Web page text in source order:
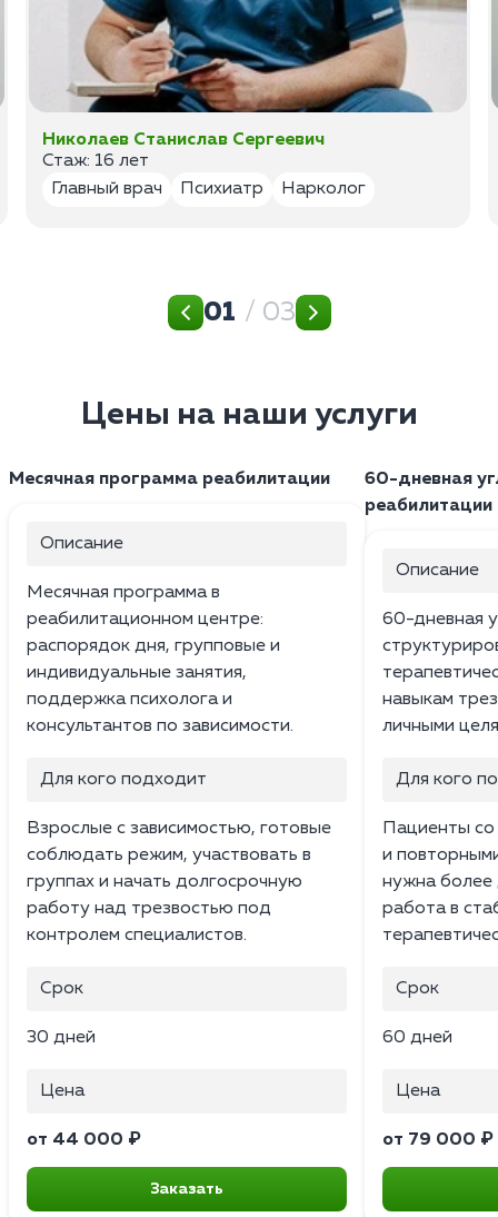
Николаев Станислав Сергеевич
Стаж: 16 лет
Главный врач
Психиатр Нарколог
01 / 03
Цены на наши услуги
Месячная программа реабилитации
Описание
Месячная программа в
реабилитационном центре:
распорядок дня, групповые и
индивидуальные занятия,
поддержка психолога и
консультантов по зависимости.
Для кого подходит
Взрослые с зависимостью, готовые
соблюдать режим, участвовать в
группах и начать долгосрочную
работу над трезвостью под
контролем специалистов.
Срок
30 дней
Цена
от 44 000 ₽
Заказать
60-дневная
реабилитации
Описание
60-дневная
навыкам
личными
Для кого
Пациенты
и
нужна более
работа в
Срок
60 дней
Цена
от 79 000 ₽